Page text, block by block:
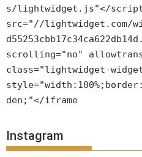
s/lightwidget.js"</
src="//lightwidget.com/
scrolling="no"
class="lightwidget-
den;"</iframe
Instagram